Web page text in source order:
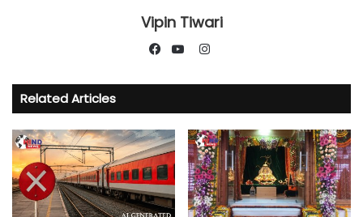
Vipin Tiwari
Instagram
Related Articles